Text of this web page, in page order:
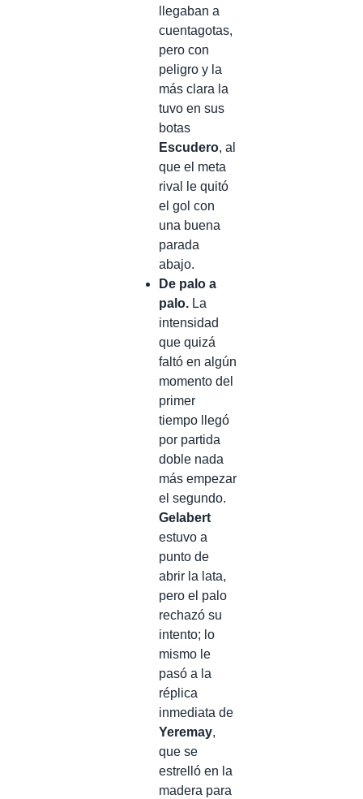
llegaban a
cuentagotas,
pero con
peligro y la
más clara la
tuvo en sus
botas
Escudero, al
que el meta
rival le quitó
el gol con
una buena
parada
abajo.
De palo a
palo. La
intensidad
que quizá
faltó en algún
momento del
primer
tiempo llegó
por partida
doble nada
más empezar
el segundo.
Gelabert
estuvo a
punto de
abrir la lata,
pero el palo
rechazó su
intento; lo
mismo le
pasó a la
réplica
inmediata de
Yeremay,
que se
estrelló en la
madera para